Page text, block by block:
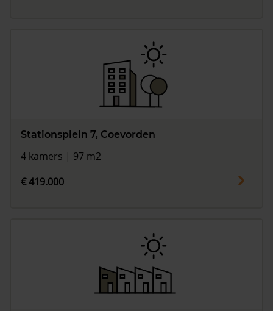
Stationsplein 7, Coevorden
4 kamers | 97 m2
€ 419.000